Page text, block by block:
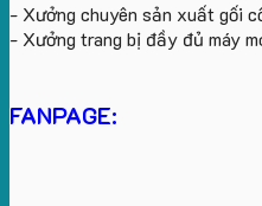
- Xưởng chuyên sản xuất gối
- Xưởng trang bị đầy đủ máy
FANPAGE: